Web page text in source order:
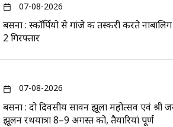
07-08-2026
बसना : स्कॉर्पियो से गांजे की तस्करी करते
2 गिरफ्तार
07-08-2026
बसना : दो दिवसीय सावन झूला महोत्सव एवं श्री
झूलन रथयात्रा 8–9 अगस्त को, तैयारियां पूर्ण